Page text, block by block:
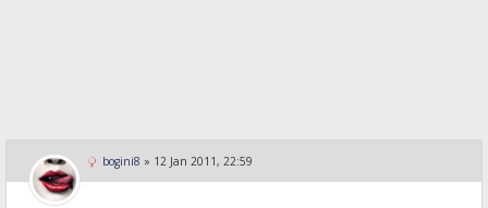
bogini8 » 12 Jan 2011, 22:59